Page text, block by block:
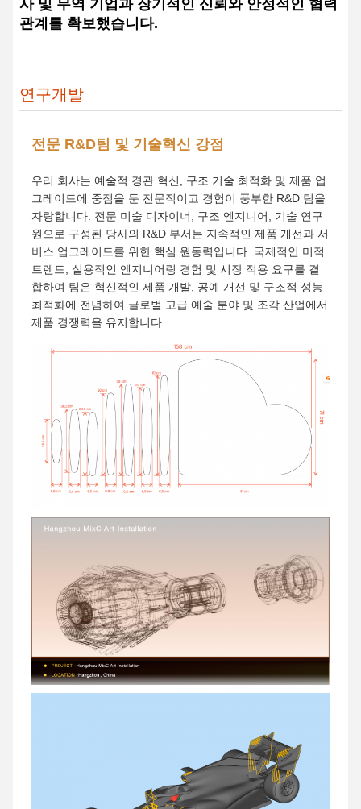
사 및 무역 기업과 장기적인 신뢰와 안정적인 협력
관계를 확보했습니다.
연구개발
전문 R&D팀 및 기술혁신 강점
우리 회사는 예술적 경관 혁신, 구조 기술 최적화 및 제품 업
그레이드에 중점을 둔 전문적이고 경험이 풍부한 R&D 팀을
자랑합니다. 전문 미술 디자이너, 구조 엔지니어, 기술 연구
원으로 구성된 당사의 R&D 부서는 지속적인 제품 개선과 서
비스 업그레이드를 위한 핵심 원동력입니다. 국제적인 미적
트렌드, 실용적인 엔지니어링 경험 및 시장 적용 요구를 결
합하여 팀은 혁신적인 제품 개발, 공예 개선 및 구조적 성능
최적화에 전념하여 글로벌 고급 예술 분야 및 조각 산업에서
제품 경쟁력을 유지합니다.